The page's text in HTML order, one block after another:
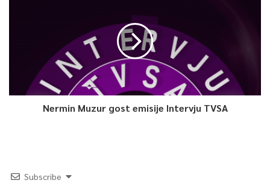
Nermin Muzur gost emisije Intervju TVSA
Subscribe